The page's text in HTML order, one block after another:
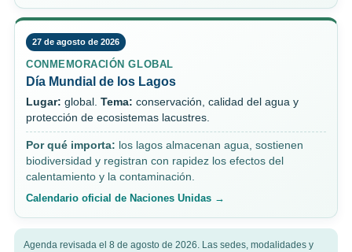
27 de agosto de 2026
CONMEMORACIÓN GLOBAL
Día Mundial de los Lagos
Lugar: global. Tema: conservación, calidad del agua y
protección de ecosistemas lacustres.
Por qué importa: los lagos almacenan agua, sostienen
biodiversidad y registran con rapidez los efectos del
calentamiento y la contaminación.
Calendario oficial de Naciones Unidas →
Agenda revisada el 8 de agosto de 2026. Las sedes, modalidades y